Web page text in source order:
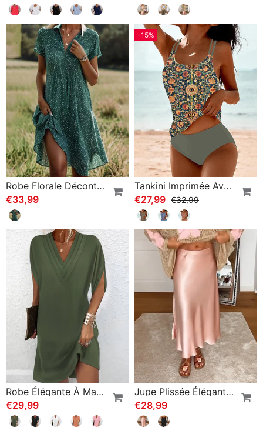
Robe Florale Décontractée À Revers
€33,99
-15%
Tankini Imprimée Avec Double Sangle
€27,99 €32,99
Robe Élégante À Manches Fendues De Couleur Unie
€29,99
Jupe Plissée Élégante De Couleur Unie
€28,99